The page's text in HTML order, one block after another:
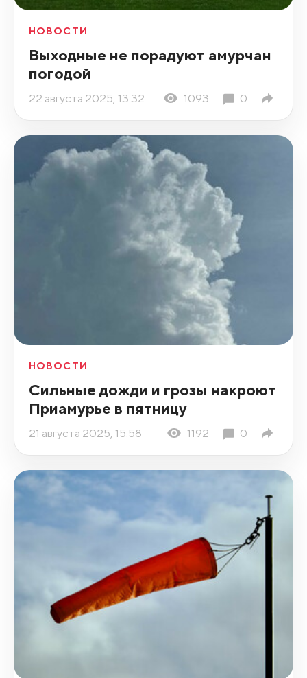
НОВОСТИ
Выходные не порадуют амурчан
погодой
22 августа 2025, 13:32 1093 0
НОВОСТИ
Сильные дожди и грозы накроют
Приамурье в пятницу
21 августа 2025, 15:58 1192 0